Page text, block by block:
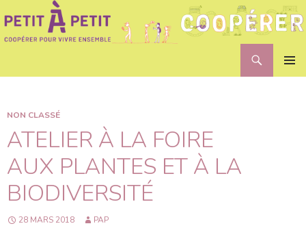
NON CLASSÉ
ATELIER À LA FOIRE
AUX PLANTES ET À LA
BIODIVERSITÉ
28 MARS 2018 PAP